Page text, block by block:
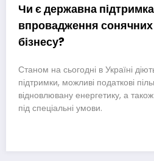
Чи є державна
впровадження сонячних
бізнесу?
Станом на сьогодні в Україні
підтримки, можливі податкові
відновлювану енергетику, а
під спеціальні умови.